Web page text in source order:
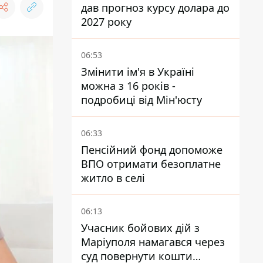
дав прогноз курсу долара до
2027 року
06:53
Змінити ім'я в Україні
можна з 16 років -
подробиці від Мін'юсту
06:33
Пенсійний фонд допоможе
ВПО отримати безоплатне
житло в селі
06:13
Учасник бойових дій з
Маріуполя намагався через
суд повернути кошти